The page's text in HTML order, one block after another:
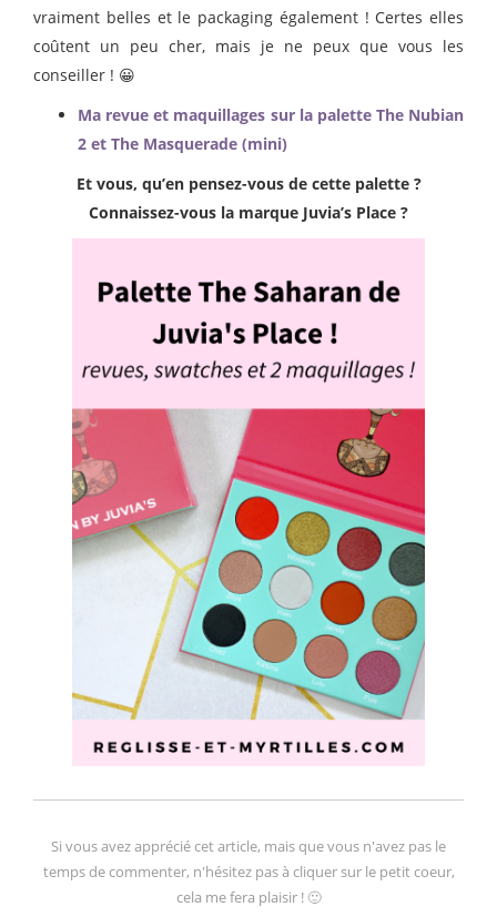
vraiment belles et le packaging également ! Certes elles
coûtent un peu cher, mais je ne peux que vous les
conseiller ! 😀
Ma revue et maquillages sur la palette The Nubian
2 et The Masquerade (mini)
Et vous, qu’en pensez-vous de cette palette ?
Connaissez-vous la marque Juvia’s Place ?
Si vous avez apprécié cet article, mais que vous n'avez pas le
temps de commenter, n'hésitez pas à cliquer sur le petit coeur,
cela me fera plaisir ! 🙂